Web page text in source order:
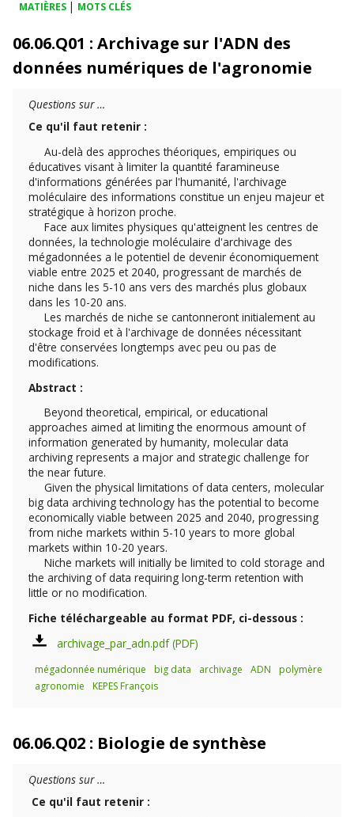
MATIÈRES | MOTS CLÉS
06.06.Q01 : Archivage sur l'ADN des
données numériques de l'agronomie
Questions sur …
Ce qu'il faut retenir :
Au-delà des approches théoriques, empiriques ou
éducatives visant à limiter la quantité faramineuse
d'informations générées par l'humanité, l'archivage
moléculaire des informations constitue un enjeu majeur et
stratégique à horizon proche.
Face aux limites physiques qu'atteignent les centres de
données, la technologie moléculaire d'archivage des
mégadonnées a le potentiel de devenir économiquement
viable entre 2025 et 2040, progressant de marchés de
niche dans les 5-10 ans vers des marchés plus globaux
dans les 10-20 ans.
Les marchés de niche se cantonneront initialement au
stockage froid et à l'archivage de données nécessitant
d'être conservées longtemps avec peu ou pas de
modifications.
Abstract :
Beyond theoretical, empirical, or educational
approaches aimed at limiting the enormous amount of
information generated by humanity, molecular data
archiving represents a major and strategic challenge for
the near future.
Given the physical limitations of data centers, molecular
big data archiving technology has the potential to become
economically viable between 2025 and 2040, progressing
from niche markets within 5-10 years to more global
markets within 10-20 years.
Niche markets will initially be limited to cold storage and
the archiving of data requiring long-term retention with
little or no modification.
Fiche téléchargeable au format PDF, ci-dessous :
archivage_par_adn.pdf
mégadonnée numérique big data archivage ADN
polymère
agronomie
KEPES François
06.06.Q02 : Biologie de synthèse
Questions sur …
Ce qu'il faut retenir :